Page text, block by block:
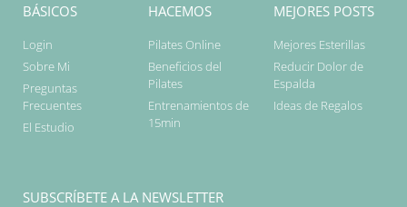
BÁSICOS
Login
Sobre Mi
Preguntas
Frecuentes
El Estudio
HACEMOS
Pilates Online
Beneficios del
Pilates
Entrenamientos de
15min
MEJORES POSTS
Mejores Esterillas
Reducir Dolor de
Espalda
Ideas de Regalos
SUBSCRÍBETE A LA NEWSLETTER